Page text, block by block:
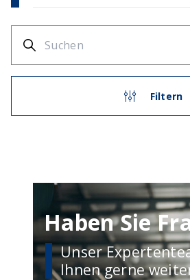
Filtern
Haben Sie
Unser
Ihnen gerne